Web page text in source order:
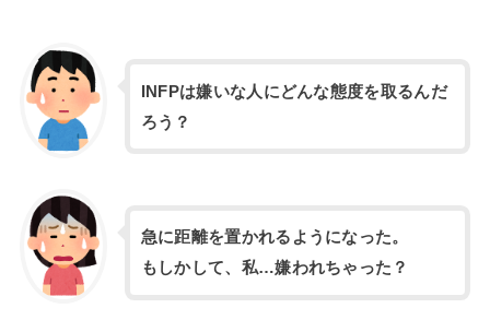
INFPは嫌いな人にどんな態度を取るんだ
ろう？
急に距離を置かれるようになった。
もしかして、私…嫌われちゃった？